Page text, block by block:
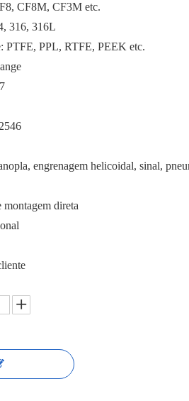
CF8M, CF3M etc.
316, 316L
PTFE, PPL, RTFE, PEEK etc.
engrenagem helicoidal, sinal,
direta